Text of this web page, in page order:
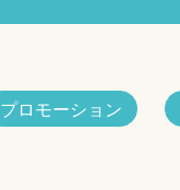
プロモーション